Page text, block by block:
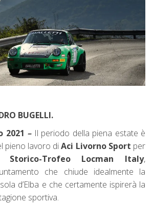
BUGELLI.
2021 – Il periodo della piena estate è
pieno lavoro diAci Livorno Sport per
Storico-Trofeo Locman Italy,
che chiude idealmente la
d’Elba e che certamente ispirerà la
sportiva.